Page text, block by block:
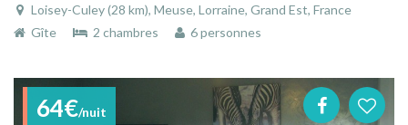
Loisey-Culey (28 km), Meuse, Lorraine, Grand Est, France
Gîte
2 chambres 6 personnes
64€/nuit